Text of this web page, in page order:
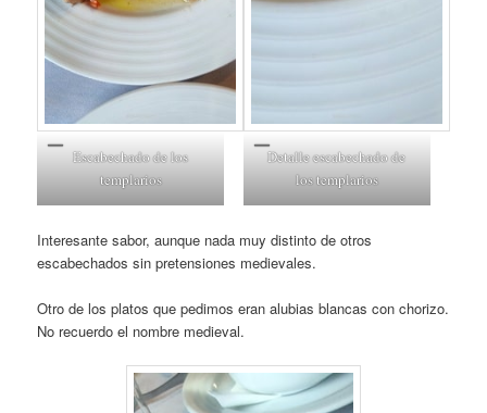
Escabechado de los
templarios
Detalle escabechado de
los templarios
Interesante sabor, aunque nada muy distinto de otros
escabechados sin pretensiones medievales.
Otro de los platos que pedimos eran alubias blancas con chorizo.
No recuerdo el nombre medieval.